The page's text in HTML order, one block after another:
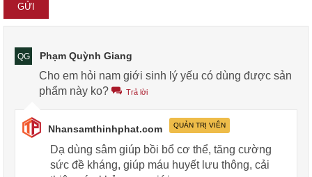
QG Phạm Quỳnh Giang
Cho em hỏi nam giới sinh lý yếu có dùng được sản
phẩm này ko?
Trả lời
Nhansamthinhphat.com QUẢN TRỊ VIÊN
Dạ dùng sâm giúp bồi bổ cơ thể, tăng cường
sức đề kháng, giúp máu huyết lưu thông, cải